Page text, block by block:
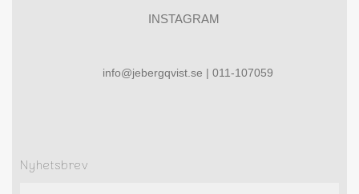
INSTAGRAM
info@jebergqvist.se | 011-107059
Nyhetsbrev